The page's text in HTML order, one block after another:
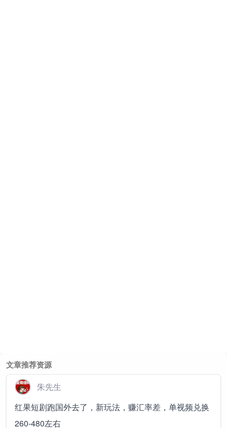
文章推荐资源
朱先生
红果短剧跑国外去了，新玩法，赚汇率差，单视频兑换
260-480左右